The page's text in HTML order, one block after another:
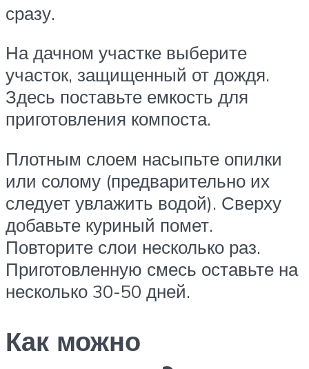
сразу.
На дачном участке выберите
участок, защищенный от дождя.
Здесь поставьте емкость для
приготовления компоста.
Плотным слоем насыпьте опилки
или солому (предварительно их
следует увлажить водой). Сверху
добавьте куриный помет.
Повторите слои несколько раз.
Приготовленную смесь оставьте на
несколько 30-50 дней.
Как можно